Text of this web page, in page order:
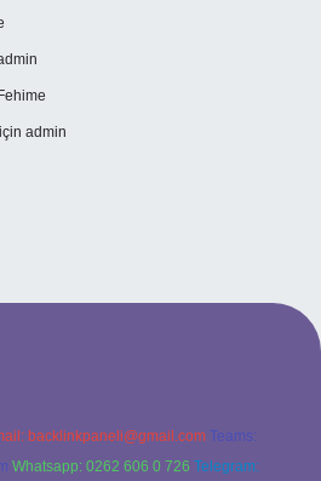
Fehime
için admin
backlinkpaneli@gmail.com Teams:
Whatsapp: 0262 606 0 726 Telegram: